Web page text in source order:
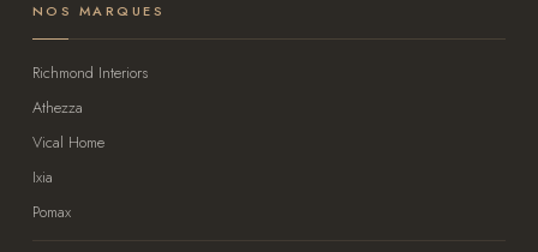
NOS MARQUES
Richmond Interiors
Athezza
Vical Home
Ixia
Pomax